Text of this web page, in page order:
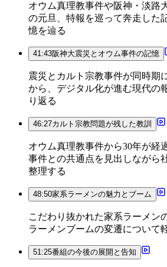
オウム真理教事件や阪神・淡路
の元旦、特報を巡って奔走した
憶を辿る
41:43阪神大震災とオウム事件の記憶
震災とカルト宗教事件が同時期
から、デジタル化が進む現代の
り返る
46:27カルト宗教問題が残した教訓
オウム真理教事件から30年が経
事件との共通点を見出しながら
整理する
48:50家系ラーメンの魅力とブーム
こだわり抜かれた家系ラーメン
ラーメンブームの変遷について
51:25番組の今後の展開と告知